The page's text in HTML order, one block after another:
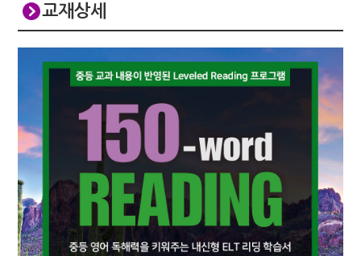
교재상세